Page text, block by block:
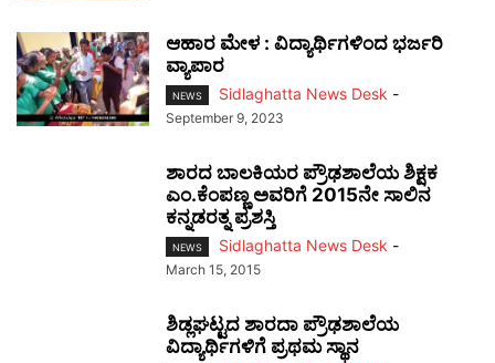
ಆಹಾರ ಮೇಳ : ವಿದ್ಯಾರ್ಥಿಗಳಿಂದ ಭರ್ಜರಿ
ವ್ಯಾಪಾರ
NEWS Sidlaghatta News Desk -
September 9, 2023
ಶಾರದ ಬಾಲಕಿಯರ ಪ್ರೌಢಶಾಲೆಯ ಶಿಕ್ಷಕ
ಎಂ.ಕೆಂಪಣ್ಣ ಅವರಿಗೆ 2015ನೇ ಸಾಲಿನ
ಕನ್ನಡರತ್ನ ಪ್ರಶಸ್ತಿ
NEWS Sidlaghatta News Desk -
March 15, 2015
ಶಿಡ್ಲಘಟ್ಟದ ಶಾರದಾ ಪ್ರೌಢಶಾಲೆಯ
ವಿದ್ಯಾರ್ಥಿಗಳಿಗೆ ಪ್ರಥಮ ಸ್ಥಾನ